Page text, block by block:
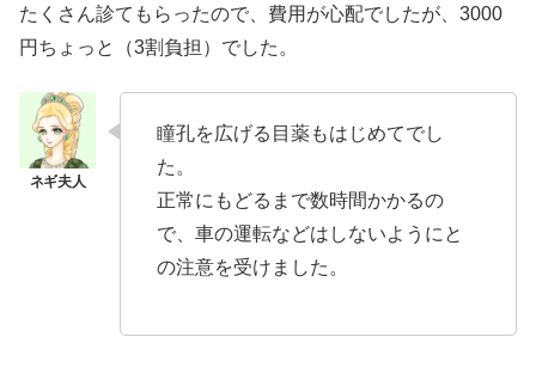
たくさん診てもらったので、費用が心配でしたが、3000
円ちょっと（3割負担）でした。
瞳孔を広げる目薬もはじめてでし
た。
正常にもどるまで数時間かかるの
で、車の運転などはしないようにと
の注意を受けました。